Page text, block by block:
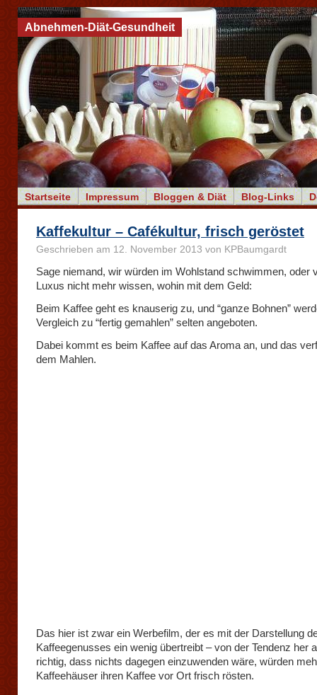
Startseite Impressum Bloggen & Diät Blog-Links
Abnehmen-Diät-Gesundheit
Kaffekultur – Cafékultur, frisch geröstet
Geschrieben am 12. November 2013 von KPBaumgardt
Sage niemand, wir würden im Wohlstand schwimmen, oder
Luxus nicht mehr wissen, wohin mit dem Geld:
Beim Kaffee geht es knauserig zu, und “ganze Bohnen”
Vergleich zu “fertig gemahlen” selten angeboten.
Dabei kommt es beim Kaffee auf das Aroma an, und das
dem Mahlen.
Das hier ist zwar ein Werbefilm, der es mit der Darstellung
Kaffeegenusses ein wenig übertreibt – von der Tendenz her
richtig, dass nichts dagegen einzuwenden wäre, würden
Kaffeehäuser ihren Kaffee vor Ort frisch rösten.